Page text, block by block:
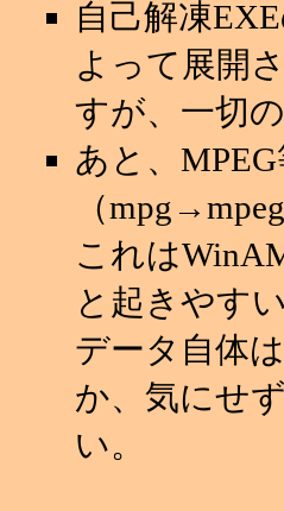
自己解凍
よって展開
すが、一切
あと、
（
これは
と起きやす
データ自体
か、気にせ
い。